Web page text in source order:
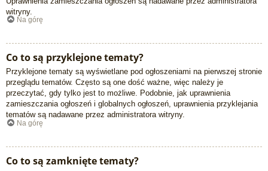
witryny.
Na górę
Co to są przyklejone tematy?
Przyklejone tematy są wyświetlane pod ogłoszeniami na pierwszej stronie
przeglądu tematów. Często są one dość ważne, więc należy je
przeczytać, gdy tylko jest to możliwe. Podobnie, jak uprawnienia
zamieszczania ogłoszeń i globalnych ogłoszeń, uprawnienia przyklejania
tematów są nadawane przez administratora witryny.
Na górę
Co to są zamknięte tematy?